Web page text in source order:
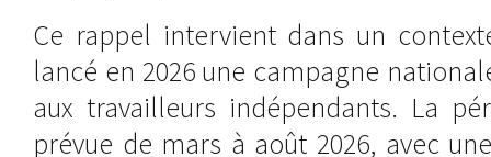
Ce rappel intervient dans un
lancé en 2026 une campagne
aux travailleurs indépendants. La
prévue de mars à août 2026, avec